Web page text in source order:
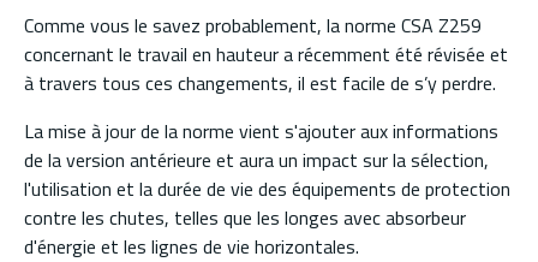
Comme vous le savez probablement, la norme CSA Z259
concernant le travail en hauteur a récemment été révisée et
à travers tous ces changements, il est facile de s’y perdre.
La mise à jour de la norme vient s'ajouter aux informations
de la version antérieure et aura un impact sur la sélection,
l'utilisation et la durée de vie des équipements de protection
contre les chutes, telles que les longes avec absorbeur
d'énergie et les lignes de vie horizontales.